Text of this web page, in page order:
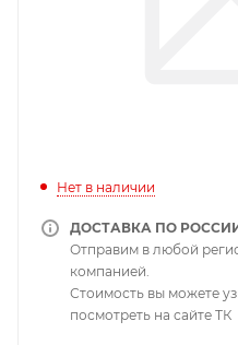
Нет в наличии
ДОСТАВКА ПО
Отправим в любой
компанией.
Стоимость вы можете
посмотреть на сайте ТК